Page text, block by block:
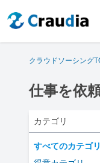
クラウドソーシング
仕事を依
カテゴリ
すべてのカテゴリ